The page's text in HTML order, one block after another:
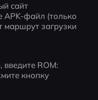
сайт
APK-файл (только
маршрут загрузки
введите ROM:
кнопку